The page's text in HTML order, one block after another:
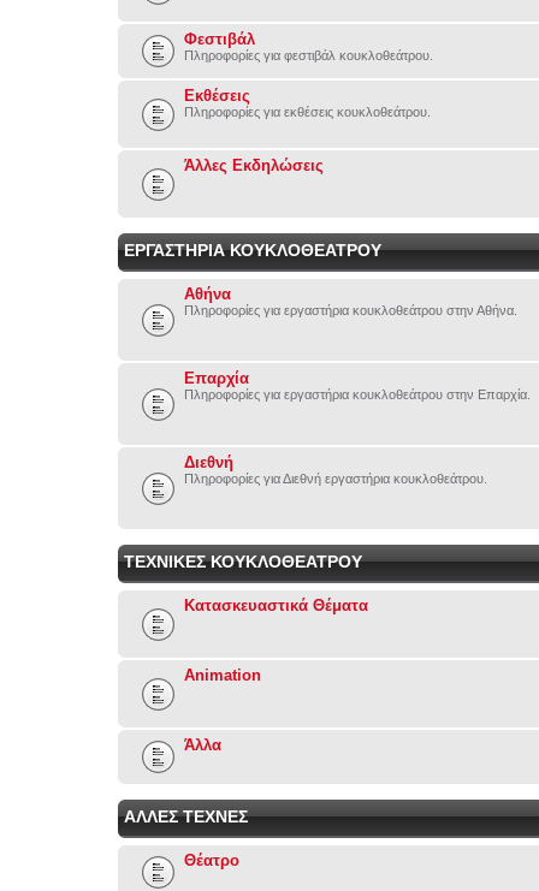
Φεστιβάλ
Πληροφορίες για φεστιβάλ κουκλοθεάτρου.
Εκθέσεις
Πληροφορίες για εκθέσεις κουκλοθεάτρου.
Άλλες Εκδηλώσεις
ΕΡΓΑΣΤΗΡΙΑ ΚΟΥΚΛΟΘΕΑΤΡΟΥ
Αθήνα
Πληροφορίες για εργαστήρια κουκλοθεάτρου στην Αθήνα.
Επαρχία
Πληροφορίες για εργαστήρια κουκλοθεάτρου στην Επαρχία.
Διεθνή
Πληροφορίες για Διεθνή εργαστήρια κουκλοθεάτρου.
ΤΕΧΝΙΚΕΣ ΚΟΥΚΛΟΘΕΑΤΡΟΥ
Κατασκευαστικά Θέματα
Animation
Άλλα
ΑΛΛΕΣ ΤΕΧΝΕΣ
Θέατρο